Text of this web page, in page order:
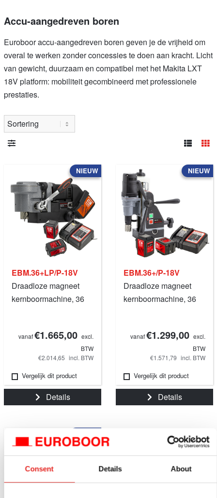
Consent Details About
Accu-aangedreven boren
Euroboor accu-aangedreven boren geven je de vrijheid om
overal te werken zonder concessies te doen aan kracht. Licht
van gewicht, duurzaam en compatibel met het Makita LXT
18V platform: mobiliteit gecombineerd met professionele
prestaties.
NIEUW
EBM.36+LP/P-18V
Draadloze magneet
kernboormachine, 36
vanaf€1.665,00 excl.
BTW
€2.014,65 incl. BTW
Vergelijk dit product
Details
NIEUW
EBM.36+/P-18V
Draadloze magneet
kernboormachine, 36
vanaf€1.299,00 excl.
BTW
€1.571,79 incl. BTW
Vergelijk dit product
Details